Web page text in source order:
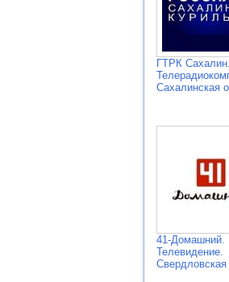
ГТРК
Сахалинская
41-Домашний.
Телевидение.
Свердловская